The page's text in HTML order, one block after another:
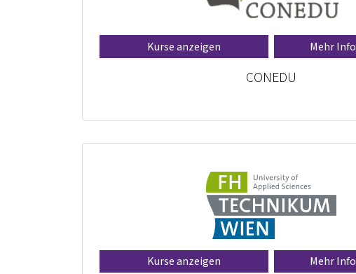
Kurse anzeigen Mehr
CONEDU
Kurse anzeigen Mehr